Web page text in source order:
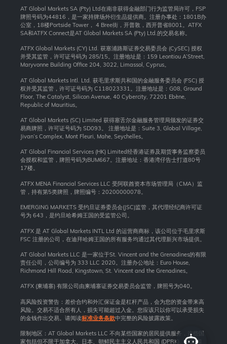
AT Global Markets SA (Pty) Ltd在南非获得金融部门行为监管局许可，FSP
牌照号码为44816，是一家持牌场外衍生品提供商。注册办事处：1801B办
公室，18楼Portside Tower， 4 Bree街，开普敦，西开普省8001。ATFX
SA和ATFX Connect是AT Global Markets SA (Pty) Ltd.的交易名称。
ATFX Global Markets (CY) Ltd. 获塞浦路斯证券交易委员会 (CySEC) 授权
并受其监管，许可证号码为 285/15。注册地址是：159 Leontiou A’Street,
Maryvonne Building Office 204, 3022, Limassol, Cyprus。
AT Global Markets Intl. Ltd. 获毛里求斯共和国的金融服务委员会 (FSC) 授
权并受其监管，许可证号码为 C118023331。注册地址是：G08, Ground
Floor, The Catalyst, Silicon Avenue, 40 Cybercity, 72201 Ebène,
Republic of Mauritius。
AT Global Markets (SC) Limited 获得塞舌尔金融服务管理局颁发的证券交
易商牌照，许可证号码为 SD093。 注册地址是：Suite 3, Global Village,
Jivan’s Complex, Mont Fleuri, Mahe, Seychelles。
AT Global Financial Services (HK) Limited经香港证券及期货事务监察委员
会授权和监管，牌照号码为BUM667。注册地址：香港湾仔告士打道80号
17楼。
ATFX MENA Financial Services LLC 受阿联酋资本市场管理局（CMA）监
管，持有第5类牌照，牌照编号：20200000078。
EMERGING MARKETS 受约旦证券委员会(JSC)监管，其代理经纪商许可证
号为 643，是约旦哈希姆王国的受监管公司。
ATFX 是 AT Global Markets INTL Ltd 的运营商商标，该公司位于毛里求斯
FSC 注册的公司，在迪拜哈姆王国的所有服务均通过其代理新兴市场提供。
AT Global Markets LLC 是一家位于St. Vincent and the Grenadines的有限
责任公司，公司编号为 333 LLC 2020。注册办公地址：Euro House,
Richmond Hill Road, Kingstown, St. Vincent and the Grenadines。
ATFX (柬埔寨) 有限公司由柬埔寨证券交易委员会监管，牌照号为040。
高风险投资警告：差价合约和外汇保证金是杠杆产品，会为您的资金带来高
风险。交易不适合所有人，损失可能超过入金。您应该只以你可以承受损失
的金钱作出交易。请阅读标准业务条款中完整的风险披露政策。
限制地区：AT Global Markets LLC 不向某些国家的居民提供服务，这些国
家包括但不限于加拿大、日本、朝鲜民主主义人民共和国 (DPRK)、伊朗和